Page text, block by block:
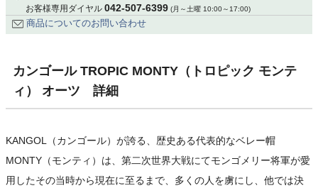
お客様専用ダイヤル 042-507-6399 (月～土曜 10:00～17:00)
商品についてのお問い合わせ
カンゴール TROPIC MONTY（トロピック モンテ
ィ） オーツ 詳細
KANGOL（カンゴール）が誇る、歴史ある代表的なベレー帽
MONTY（モンティ）は、第二次世界大戦にてモンゴメリー将軍が愛
用したその当時から現在に至るまで、多くの人を虜にし、他では決